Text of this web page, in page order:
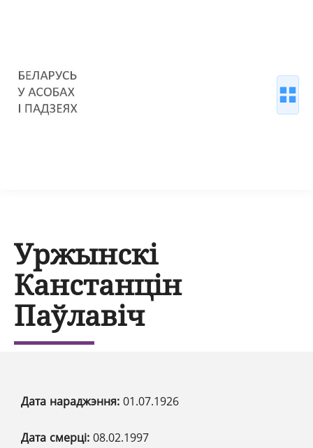
Уржынскі
Канстанцін
Паўлавіч
Дата нараджэння: 01.07.1926
Дата смерці: 08.02.1997